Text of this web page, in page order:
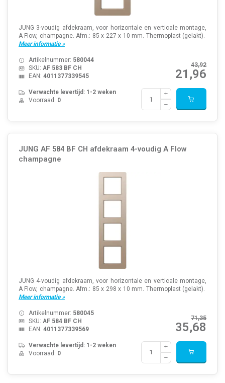
JUNG 3-voudig afdekraam, voor horizontale en verticale montage,
A Flow, champagne. Afm.: 85 x 227 x 10 mm. Thermoplast (gelakt).
Meer informatie »
43,92
21,96
Artikelnummer: 580044
SKU: AF 583 BF CH
EAN: 4011377339545
Verwachte levertijd: 1-2 weken
Voorraad: 0
JUNG AF 584 BF CH afdekraam 4-voudig A Flow
champagne
JUNG 4-voudig afdekraam, voor horizontale en verticale montage,
A Flow, champagne. Afm.: 85 x 298 x 10 mm. Thermoplast (gelakt).
Meer informatie »
71,35
35,68
Artikelnummer: 580045
SKU: AF 584 BF CH
EAN: 4011377339569
Verwachte levertijd: 1-2 weken
Voorraad: 0